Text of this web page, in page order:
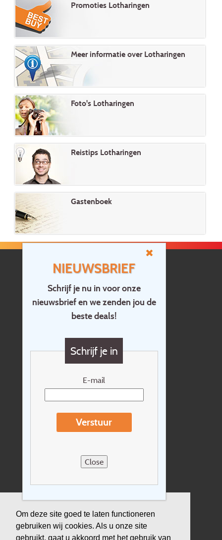
Om deze site goed te laten functioneren
gebruiken wij cookies. Als u onze site
gebruikt, gaat u akkoord met het gebruik van
NIEUWSBRIEF
Schrijf je nu in voor onze
nieuwsbrief en we zenden jou de
beste deals!
Schrijf je in
E-mail
Verstuur
Close
Promoties Lotharingen
Meer informatie over Lotharingen
Foto's Lotharingen
Reistips Lotharingen
Gastenboek
Home
Contact
Vragen?
Cadeaubon
Nieuwsbrief
Reisvoorwaarden
Sitemap
Verzekering
Duurzaamheid